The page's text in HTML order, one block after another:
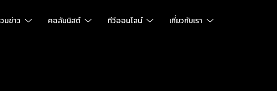
มข่าว คอลัมนิสต์ ทีวีออนไลน์ เกี่ยวกับเรา